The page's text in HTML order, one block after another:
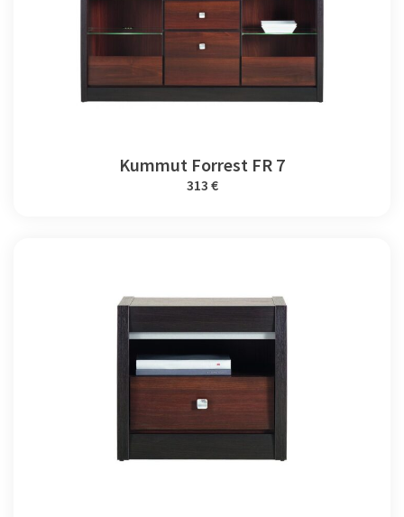
Kummut Forrest FR 7
313 €